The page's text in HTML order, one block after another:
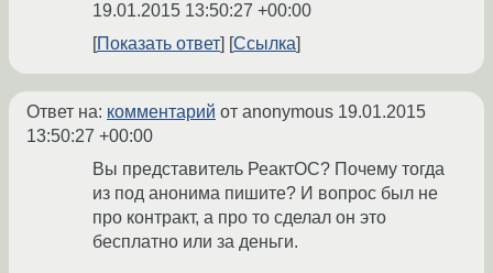
19.01.2015 13:50:27 +00:00
Показать ответ
Ссылка
Ответ на: комментарий от anonymous 19.01.2015
13:50:27 +00:00
Вы представитель РеактОС? Почему тогда
из под анонима пишите? И вопрос был не
про контракт, а про то сделал он это
бесплатно или за деньги.